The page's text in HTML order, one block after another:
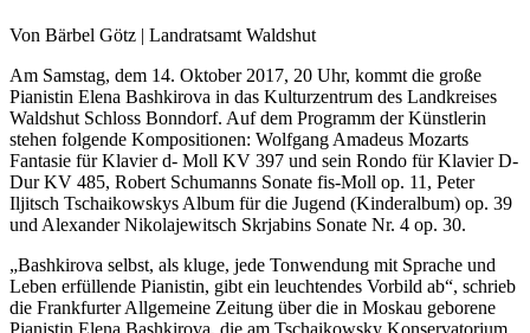
Von Bärbel Götz | Landratsamt Waldshut
Am Samstag, dem 14. Oktober 2017, 20 Uhr, kommt die große
Pianistin Elena Bashkirova in das Kulturzentrum des Landkreises
Waldshut Schloss Bonndorf. Auf dem Programm der Künstlerin
stehen folgende Kompositionen: Wolfgang Amadeus Mozarts
Fantasie für Klavier d- Moll KV 397 und sein Rondo für Klavier D-
Dur KV 485, Robert Schumanns Sonate fis-Moll op. 11, Peter
Iljitsch Tschaikowskys Album für die Jugend (Kinderalbum) op. 39
und Alexander Nikolajewitsch Skrjabins Sonate Nr. 4 op. 30.
„Bashkirova selbst, als kluge, jede Tonwendung mit Sprache und
Leben erfüllende Pianistin, gibt ein leuchtendes Vorbild ab“, schrieb
die Frankfurter Allgemeine Zeitung über die in Moskau geborene